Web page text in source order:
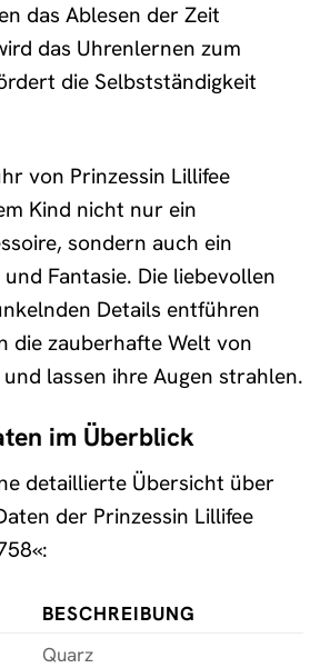
das Ablesen der Zeit
das Uhrenlernen zum
die Selbstständigkeit
von Prinzessin Lillifee
Kind nicht nur ein
sondern auch ein
Fantasie. Die liebevollen
Details entführen
die zauberhafte Welt von
lassen ihre Augen strahlen.
im Überblick
detaillierte Übersicht über
der Prinzessin Lillifee
BESCHREIBUNG
Quarz